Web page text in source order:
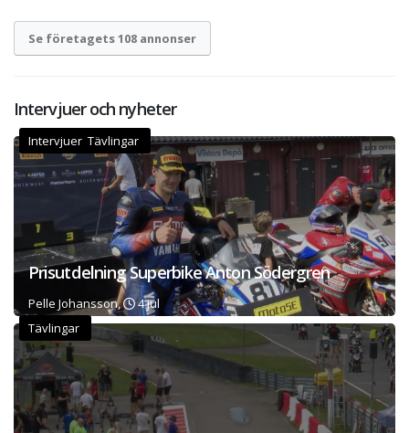
Se företagets 108 annonser
Intervjuer och nyheter
Intervjuer Tävlingar
Prisutdelning Superbike Anton Södergren
Pelle Johansson,
4 jul
Tävlingar